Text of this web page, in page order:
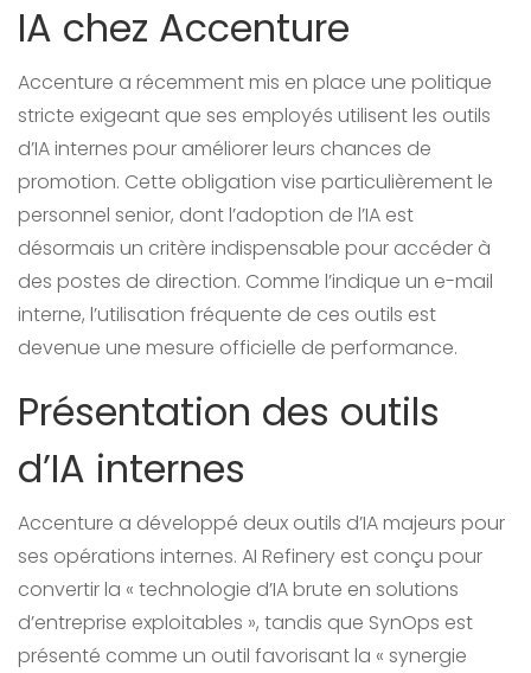
IA chez Accenture
Accenture a récemment mis en place une politique
stricte exigeant que ses employés utilisent les outils
d’IA internes pour améliorer leurs chances de
promotion. Cette obligation vise particulièrement le
personnel senior, dont l’adoption de l’IA est
désormais un critère indispensable pour accéder à
des postes de direction. Comme l’indique un e-mail
interne, l’utilisation fréquente de ces outils est
devenue une mesure officielle de performance.
Présentation des outils
d’IA internes
Accenture a développé deux outils d’IA majeurs pour
ses opérations internes. AI Refinery est conçu pour
convertir la « technologie d’IA brute en solutions
d’entreprise exploitables », tandis que SynOps est
présenté comme un outil favorisant la « synergie